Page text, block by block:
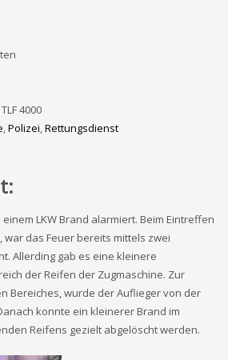
4000
,Polizei,Rettungsdienst
LKW Brand alarmiert. Beim Eintreffen
das Feuer bereits mittels zwei
Allerding gab es eine kleinere
der Reifen der Zugmaschine. Zur
Bereiches, wurde der Auflieger von der
konnte ein kleinerer Brand im
Reifens gezielt abgelöscht werden.